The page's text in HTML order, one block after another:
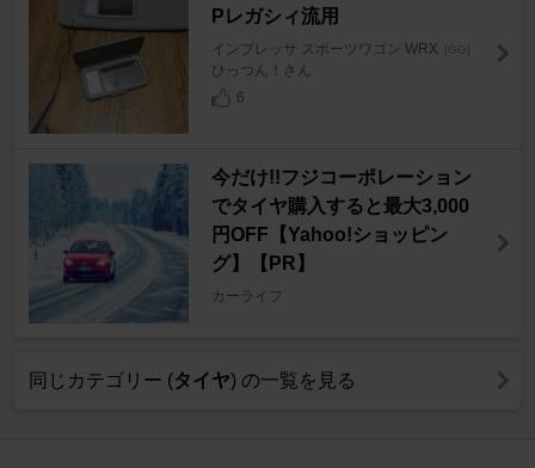
Pレガシィ流用
インプレッサ スポーツワゴン WRX [GG]
ひっつん！さん
6
今だけ!!フジコーポレーション
でタイヤ購入すると最大3,000
円OFF【Yahoo!ショッピン
グ】【PR】
カーライフ
同じカテゴリー (タイヤ) の一覧を見る